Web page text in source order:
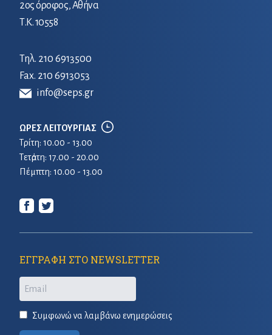
2ος όροφος, Αθήνα
Τ.Κ. 10558
Τηλ. 210 6913500
Fax. 210 6913053
info@seps.gr
ΩΡΕΣ ΛΕΙΤΟΥΡΓΙΑΣ
Τρίτη: 10.00 - 13.00
Τετἀρτη: 17.00 - 20.00
Πέμπτη: 10.00 - 13.00
ΕΓΓΡΑΦΗ ΣΤΟ NEWSLETTER
Email
Συμφωνώ να λαμβάνω ενημερώσεις